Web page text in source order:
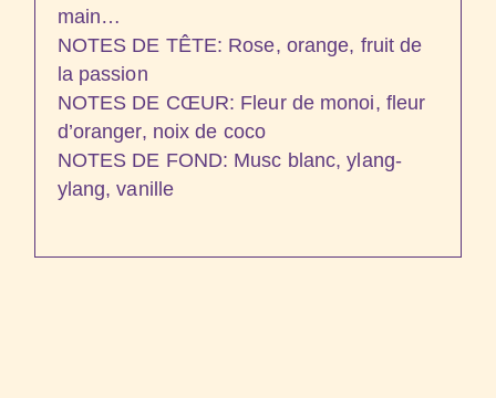
main…
NOTES DE TÊTE: Rose, orange, fruit de
la passion
NOTES DE CŒUR: Fleur de monoi, fleur
d’oranger, noix de coco
NOTES DE FOND: Musc blanc, ylang-
ylang, vanille